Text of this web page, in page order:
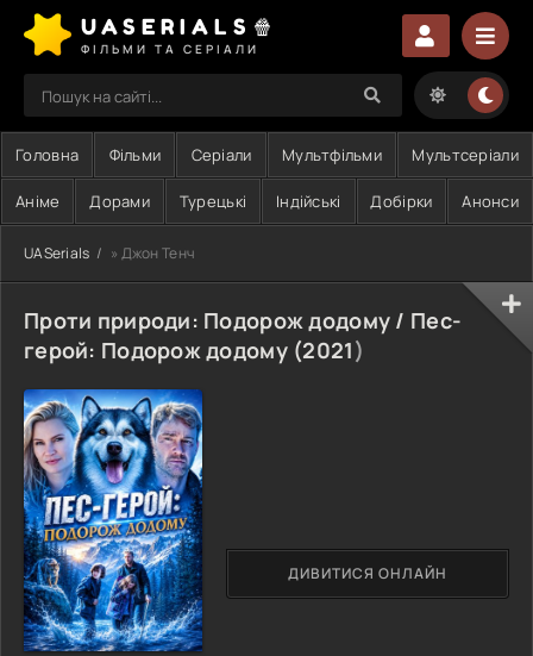
UASERIALS🍿
ФІЛЬМИ ТА СЕРІАЛИ
Головна Фільми Серіали Мультфільми Мультсеріали
Аніме Дорами Турецькі Індійські Добірки Анонси
UASerials » Джон Тенч
Проти природи: Подорож додому / Пес-
герой: Подорож додому (2021)
ДИВИТИСЯ ОНЛАЙН